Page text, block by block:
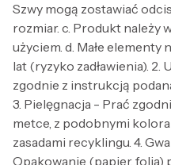
Szwy mogą zostawiać
rozmiar. c. Produkt należy
użyciem. d. Małe elementy
lat (ryzyko zadławienia).
zgodnie z instrukcją
3. Pielęgnacja - Prać
metce, z podobnymi
zasadami recyklingu. 4.
Opakowanie (papier, folia)